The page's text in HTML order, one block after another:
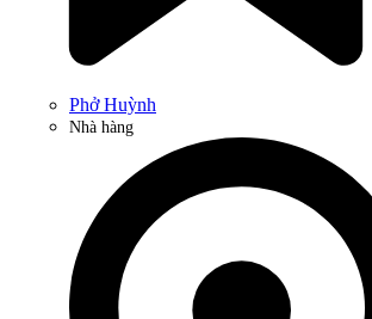
Phở Huỳnh
Nhà hàng